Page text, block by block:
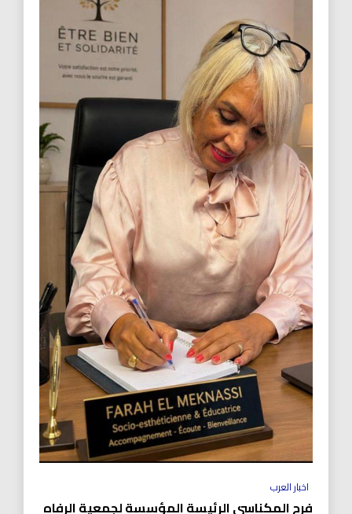
اخبار العرب
فرح المكناسي الرئيسة المؤسسة لجمعية الرفاه